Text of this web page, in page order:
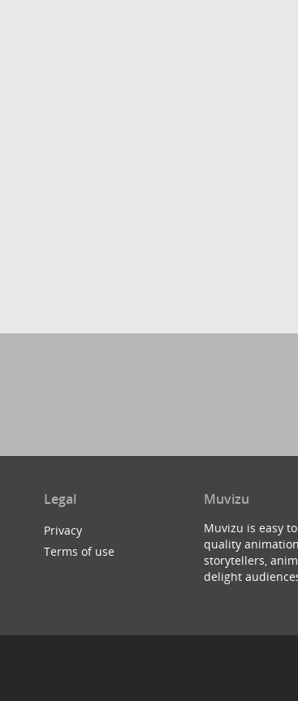
Legal
Privacy
Terms of use
Muvizu
Muvizu is easy
quality
storytellers,
delight